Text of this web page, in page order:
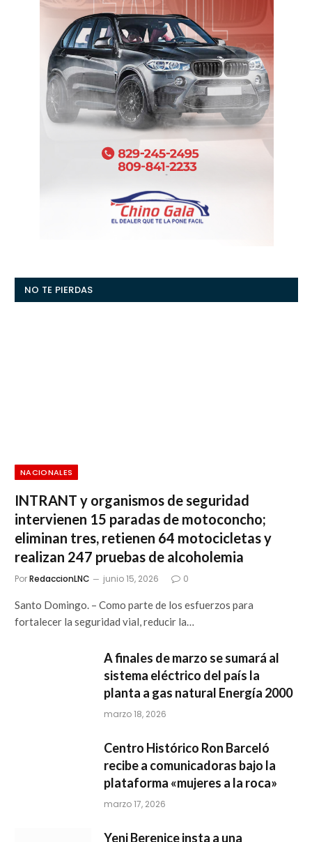
NO TE PIERDAS
NACIONALES
INTRANT y organismos de seguridad
intervienen 15 paradas de motoconcho;
eliminan tres, retienen 64 motocicletas y
realizan 247 pruebas de alcoholemia
PorRedaccionLNC junio 15, 2026 0
Santo Domingo. – Como parte de los esfuerzos para
fortalecer la seguridad vial, reducir la…
A finales de marzo se sumará al
sistema eléctrico del país la
planta a gas natural Energía 2000
marzo 18, 2026
Centro Histórico Ron Barceló
recibe a comunicadoras bajo la
plataforma «mujeres a la roca»
marzo 17, 2026
Yeni Berenice insta a una